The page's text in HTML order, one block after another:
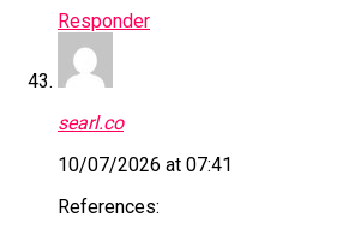
Responder
searl.co
10/07/2026 at 07:41
References: